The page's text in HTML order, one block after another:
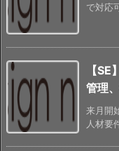
で対応
【
管理
来月開
人材要